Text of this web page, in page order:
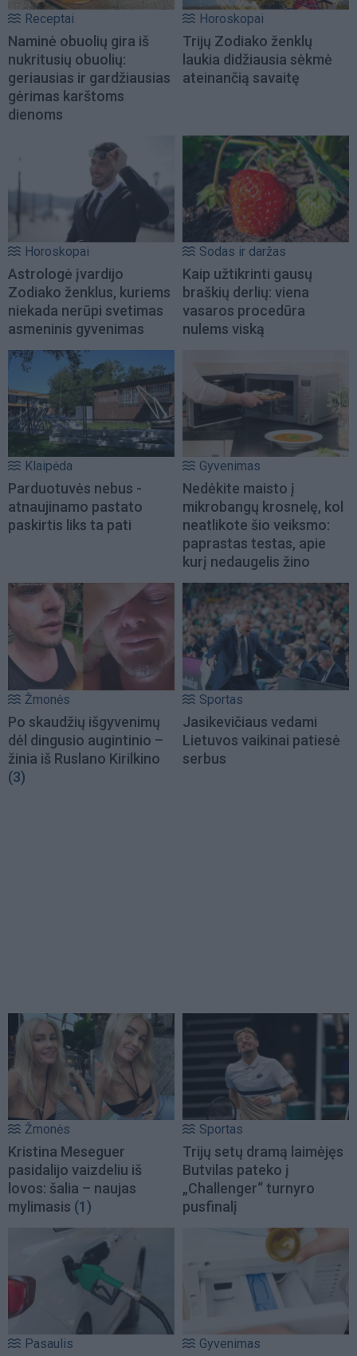
Receptai
Naminė obuolių gira iš
nukritusių obuolių:
geriausias ir gardžiausias
gėrimas karštoms
dienoms
Horoskopai
Trijų Zodiako ženklų
laukia didžiausia sėkmė
ateinančią savaitę
Horoskopai
Astrologė įvardijo
Zodiako ženklus, kuriems
niekada nerūpi svetimas
asmeninis gyvenimas
Sodas ir daržas
Kaip užtikrinti gausų
braškių derlių: viena
vasaros procedūra
nulems viską
Klaipėda
Parduotuvės nebus -
atnaujinamo pastato
paskirtis liks ta pati
Gyvenimas
Nedėkite maisto į
mikrobangų krosnelę, kol
neatlikote šio veiksmo:
paprastas testas, apie
kurį nedaugelis žino
Žmonės
Po skaudžių išgyvenimų
dėl dingusio augintinio –
žinia iš Ruslano Kirilkino
(3)
Sportas
Jasikevičiaus vedami
Lietuvos vaikinai patiesė
serbus
Žmonės
Kristina Meseguer
pasidalijo vaizdeliu iš
lovos: šalia – naujas
mylimasis (1)
Sportas
Trijų setų dramą laimėjęs
Butvilas pateko į
„Challenger“ turnyro
pusfinalį
Pasaulis Gyvenimas